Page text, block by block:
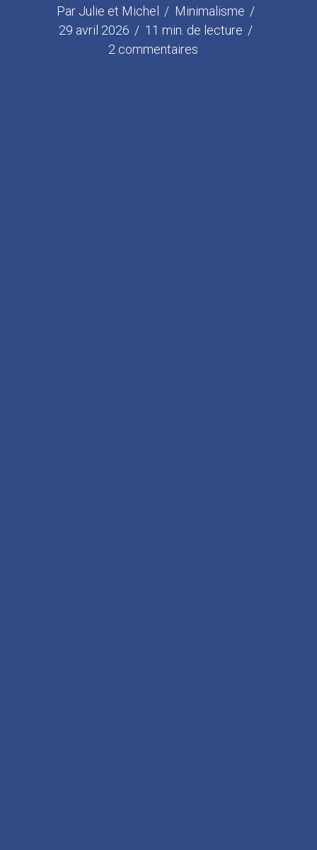
Par Julie et Michel
Minimalisme
29 avril 2026
11 min. de lecture
2 commentaires